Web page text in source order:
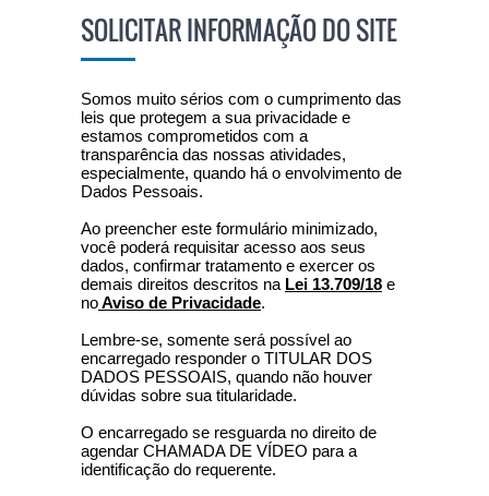
SOLICITAR INFORMAÇÃO DO SITE
Somos muito sérios com o cumprimento das
leis que protegem a sua privacidade e
estamos comprometidos com a
transparência das nossas atividades,
especialmente, quando há o envolvimento de
Dados Pessoais.
Ao preencher este formulário minimizado,
você poderá requisitar acesso aos seus
dados, confirmar tratamento e exercer os
demais direitos descritos na Lei 13.709/18 e
noAviso de Privacidade.
Lembre-se, somente será possível ao
encarregado responder o TITULAR DOS
DADOS PESSOAIS, quando não houver
dúvidas sobre sua titularidade.
O encarregado se resguarda no direito de
agendar CHAMADA DE VÍDEO para a
identificação do requerente.